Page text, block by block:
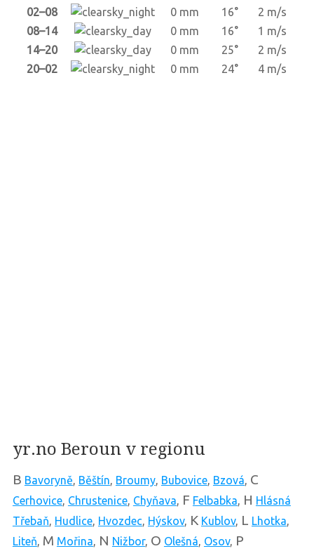
02–08
0 mm 16°
2 m/s
08–14
0 mm 16°
1 m/s
14–20
0 mm 25°
2 m/s
20–02
0 mm 24° 4 m/s
yr.no Beroun v regionu
B Bavoryně, Běštín, Broumy, Bubovice, Bzová, C
Cerhovice, Chrustenice, Chyňava, F Felbabka, H Hlásná
Třebaň, Hudlice, Hvozdec, Hýskov, K Kublov, L Lhotka,
Liteň, M Mořina, N Nižbor, O Olešná, Osov, P